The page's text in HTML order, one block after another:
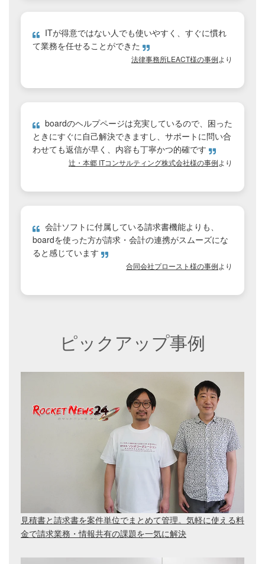
ITが得意ではない人でも使いやすく、すぐに慣れ
て業務を任せることができた
法律事務所LEACT様の事例より
boardのヘルプページは充実しているので、困った
ときにすぐに自己解決できますし、サポートに問い合
わせても返信が早く、内容も丁寧かつ的確です
辻・本郷 ITコンサルティング株式会社様の事例より
会計ソフトに付属している請求書機能よりも、
boardを使った方が請求・会計の連携がスムーズにな
ると感じています
合同会社プロースト様の事例より
ピックアップ事例
見積書と請求書を案件単位でまとめて管理。気軽に使える料
金で請求業務・情報共有の課題を一気に解決